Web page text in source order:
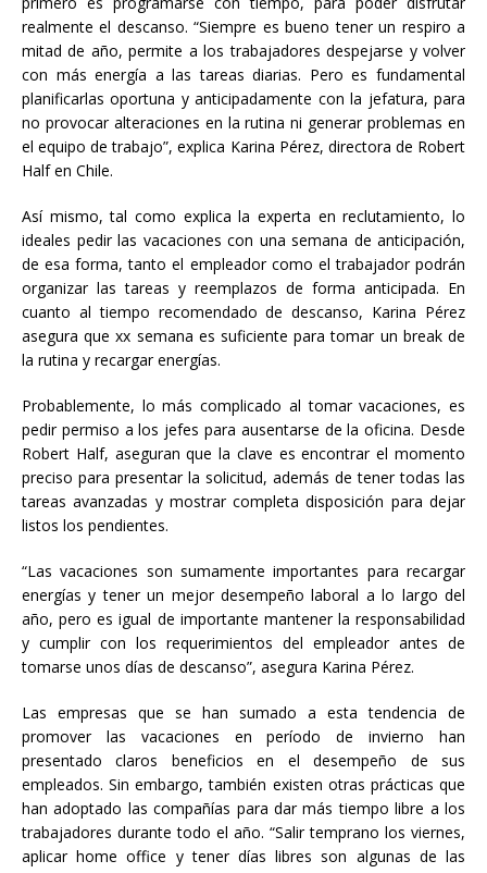
realmente el descanso. “Siempre es bueno tener un respiro a
mitad de año, permite a los trabajadores despejarse y volver
con más energía a las tareas diarias. Pero es fundamental
planificarlas oportuna y anticipadamente con la jefatura, para
no provocar alteraciones en la rutina ni generar problemas en
el equipo de trabajo”, explica Karina Pérez, directora de Robert
Half en Chile.
Así mismo, tal como explica la experta en reclutamiento, lo
ideales pedir las vacaciones con una semana de anticipación,
de esa forma, tanto el empleador como el trabajador podrán
organizar las tareas y reemplazos de forma anticipada. En
cuanto al tiempo recomendado de descanso, Karina Pérez
asegura que xx semana es suficiente para tomar un break de
la rutina y recargar energías.
Probablemente, lo más complicado al tomar vacaciones, es
pedir permiso a los jefes para ausentarse de la oficina. Desde
Robert Half, aseguran que la clave es encontrar el momento
preciso para presentar la solicitud, además de tener todas las
tareas avanzadas y mostrar completa disposición para dejar
listos los pendientes.
“Las vacaciones son sumamente importantes para recargar
energías y tener un mejor desempeño laboral a lo largo del
año, pero es igual de importante mantener la responsabilidad
y cumplir con los requerimientos del empleador antes de
tomarse unos días de descanso”, asegura Karina Pérez.
Las empresas que se han sumado a esta tendencia de
promover las vacaciones en período de invierno han
presentado claros beneficios en el desempeño de sus
empleados. Sin embargo, también existen otras prácticas que
han adoptado las compañías para dar más tiempo libre a los
trabajadores durante todo el año. “Salir temprano los viernes,
aplicar home office y tener días libres son algunas de las